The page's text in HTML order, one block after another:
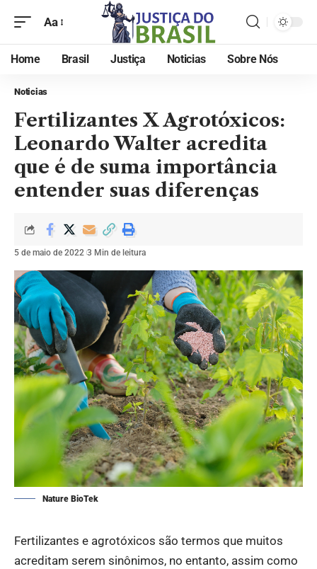
Aa
Home Brasil Justiça Noticias Sobre Nós
Noticias
Fertilizantes X Agrotóxicos:
Leonardo Walter acredita
que é de suma importância
entender suas diferenças
5 de maio de 2022 3 Min de leitura
Nature BioTek
Fertilizantes e agrotóxicos são termos que muitos
acreditam serem sinônimos, no entanto, assim como